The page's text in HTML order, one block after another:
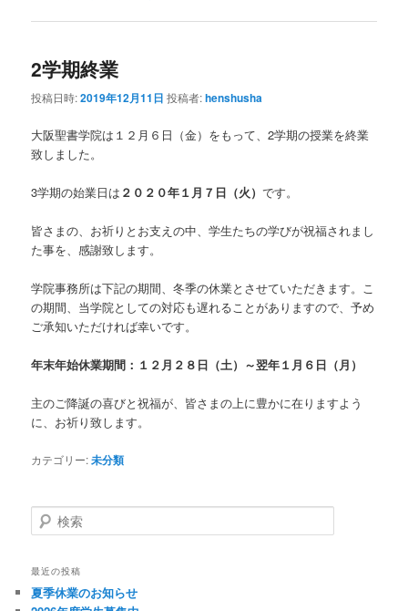
2学期終業
投稿日時:2019年12月11日 投稿者:henshusha
大阪聖書学院は１２月６日（金）をもって、2学期の授業を終業
致しました。
3学期の始業日は ２０２０年１月７日（火）です。
皆さまの、お祈りとお支えの中、学生たちの学びが祝福されまし
た事を、感謝致します。
学院事務所は下記の期間、冬季の休業とさせていただきます。こ
の期間、当学院としての対応も遅れることがありますので、予め
ご承知いただければ幸いです。
年末年始休業期間：１２月２８日（土）～翌年１月６日（月）
主のご降誕の喜びと祝福が、皆さまの上に豊かに在りますよう
に、お祈り致します。
カテゴリー:未分類
検
索
最近の投稿
夏季休業のお知らせ